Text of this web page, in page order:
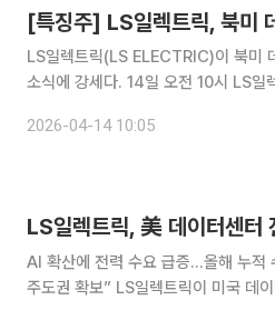
LS일렉트릭(LS ELECTRIC)이 북미
소식에 강세다. 14일 오전 10시 LS일렉트릭은 전 거래일 대비 4.85% 오른 18만7900원에 거래되
비 공급 프로젝트’를 위한 판매·공급
2026-04-14 10:05
LS일렉트릭, 美 데이터센
AI 확산에 전력 수요 급증…올해 누
주도권 확보” LS일렉트릭이 미국 데이터센터 전력 인프라 시장에서 대형 수주를 이어가며 존재감을